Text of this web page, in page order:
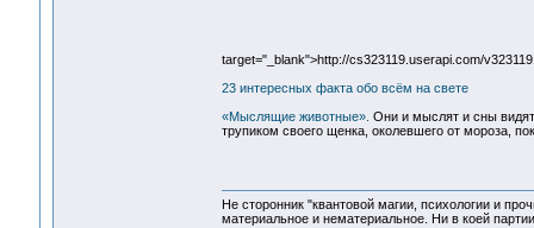
target="_blank">http://cs323119.userapi.com/
23 интересных факта обо всём на свете
«Мыслящие животные». Они и мыслят и сны
трупиком своего щенка, околевшего от мороза,
Не сторонник "квантовой магии, психологии и
материальное и нематериальное. Ни в коей